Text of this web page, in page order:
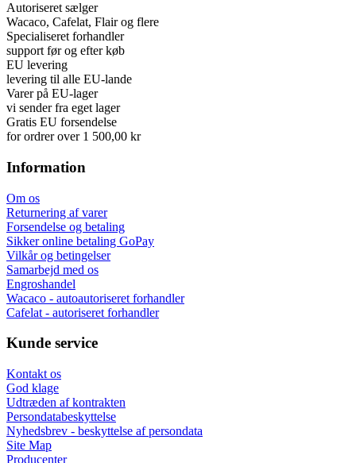
Autoriseret sælger
Wacaco, Cafelat, Flair og flere
Specialiseret forhandler
support før og efter køb
EU levering
levering til alle EU-lande
Varer på EU-lager
vi sender fra eget lager
Gratis EU forsendelse
for ordrer over 1 500,00 kr
Information
Om os
Returnering af varer
Forsendelse og betaling
Sikker online betaling GoPay
Vilkår og betingelser
Samarbejd med os
Engroshandel
Wacaco - autoautoriseret forhandler
Cafelat - autoriseret forhandler
Kunde service
Kontakt os
God klage
Udtræden af kontrakten
Persondatabeskyttelse
Nyhedsbrev - beskyttelse af persondata
Site Map
Producenter